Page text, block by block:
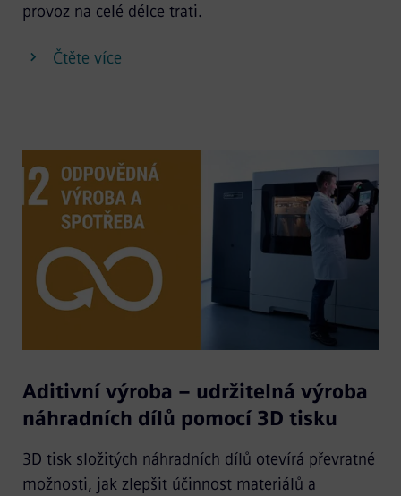
provoz na celé délce trati.
Čtěte více
Aditivní výroba – udržitelná výroba
náhradních dílů pomocí 3D tisku
3D tisk složitých náhradních dílů otevírá převratné
možnosti, jak zlepšit účinnost materiálů a